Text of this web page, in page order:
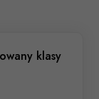
klasy